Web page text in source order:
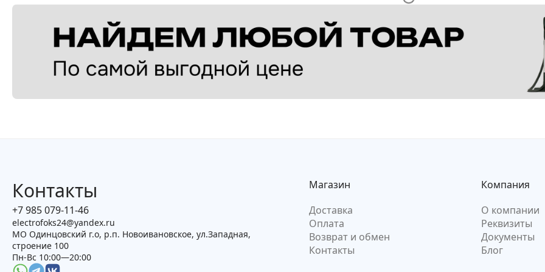
Контакты
+7 985 079-11-46
electrofoks24@yandex.ru
МО Одинцовский г.о, р.п. Новоивановское, ул.Западная,
строение 100
Пн-Вс 10:00—20:00
Магазин
Доставка
Оплата
Возврат и обмен
Контакты
Компания
О компании
Реквизиты
Документы
Блог